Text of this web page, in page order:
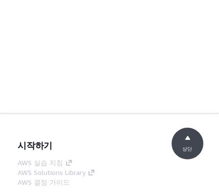
시작하기
AWS 실습 지침
AWS Solutions Library
AWS 결정 가이드
상단